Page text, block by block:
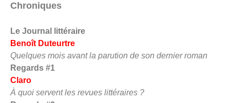
Chroniques
Le Journal littéraire
Benoît Duteurtre
Quelques mois avant la parution de son dernier roman
Regards #1
Claro
À quoi servent les revues littéraires ?